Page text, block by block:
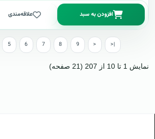
افزودن به سبد علاقه‌مندی
5 6 7 8 9 > >|
نمایش 1 تا 10 از 207 (21 صفحه)